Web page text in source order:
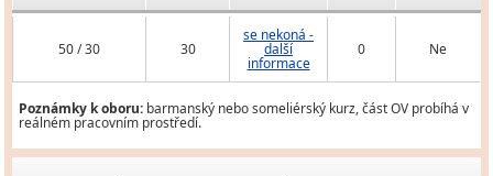
50 / 30 30
se nekoná -
další
informace
0 Ne
Poznámky k oboru: barmanský nebo someliérský kurz, část OV probíhá v
reálném pracovním prostředí.